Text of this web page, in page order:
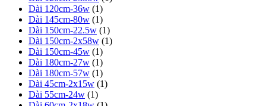
Dài 120cm-36w (1)
Dài 145cm-80w (1)
Dài 150cm-22.5w (1)
Dài 150cm-2x58w (1)
Dài 150cm-45w (1)
Dài 180cm-27w (1)
Dài 180cm-57w (1)
Dài 45cm-2x15w (1)
Dài 55cm-24w (1)